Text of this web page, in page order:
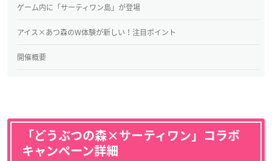
ゲーム内に「サーティワン島」が登場
アイス×あつ森のW体験が新しい！注目ポイント
開催概要
「どうぶつの森×サーティワン」コラボ
キャンペーン詳細